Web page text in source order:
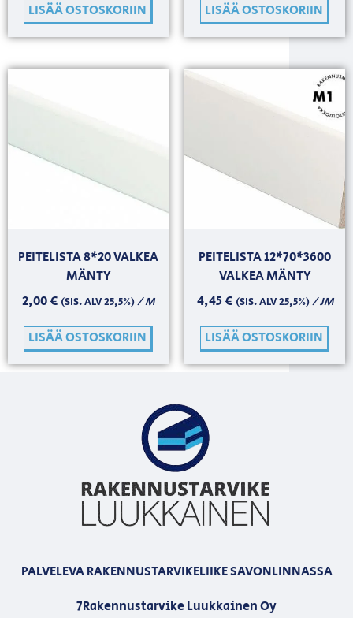
LISÄÄ OSTOSKORIIN LISÄÄ OSTOSKORIIN
PEITELISTA 8*20 VALKEA
MÄNTY
2,00€ (SIS. ALV 25,5%)/ M
LISÄÄ OSTOSKORIIN
PEITELISTA 12*70*3600
VALKEA MÄNTY
4,45€ (SIS. ALV 25,5%)/ JM
LISÄÄ OSTOSKORIIN
PALVELEVA RAKENNUSTARVIKELIIKE SAVONLINNASSA
7Rakennustarvike Luukkainen Oy